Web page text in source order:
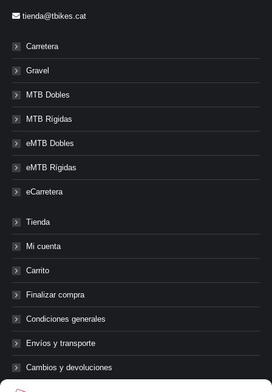
tienda@tbikes.cat
Carretera
Gravel
MTB Dobles
MTB Rígidas
eMTB Dobles
eMTB Rígidas
eCarretera
Tienda
Mi cuenta
Carrito
Finalizar compra
Condiciones generales
Envíos y transporte
Cambios y devoluciones